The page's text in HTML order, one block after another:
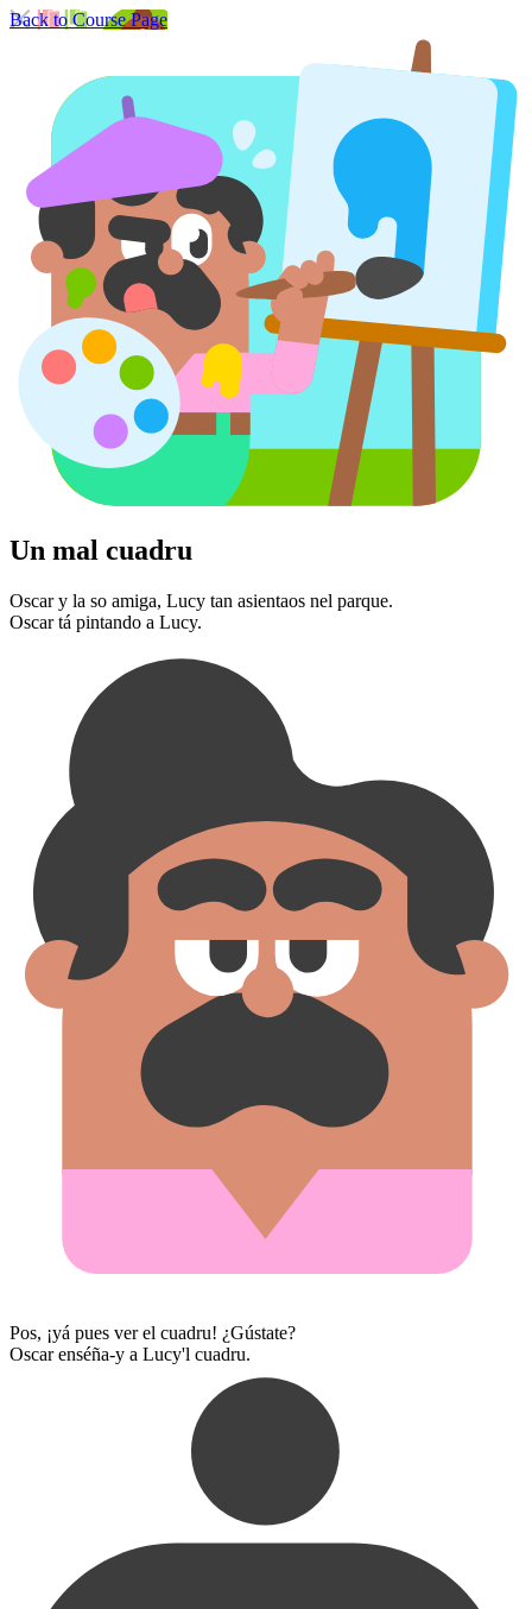
Back to Course Page
Un mal cuadru
Oscar y la so amiga, Lucy tan asientaos nel parque.
Oscar tá pintando a Lucy.
Pos, ¡yá pues ver el cuadru! ¿Gústate?
Oscar enséña-y a Lucy'l cuadru.